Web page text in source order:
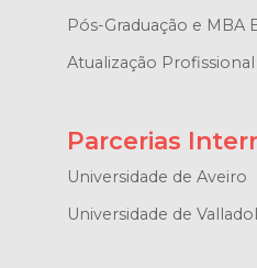
Pós-Graduação e MBA
Atualização Profissional
Parcerias
Universidade de Aveiro
Universidade de